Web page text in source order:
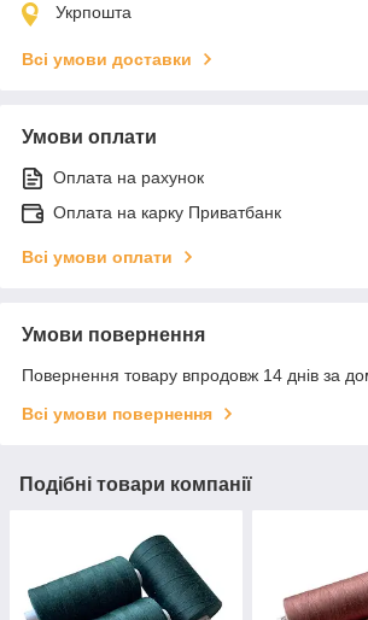
Укрпошта
Всі умови доставки
Умови оплати
Оплата на рахунок
Оплата на карку Приватбанк
Всі умови оплати
Умови повернення
Повернення товару впродовж 14 днів за
Всі умови повернення
Подібні товари компанії